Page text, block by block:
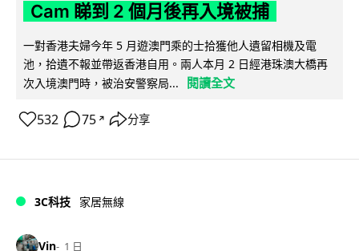
Cam 睇到 2 個月後再入境被捕
一對香港夫婦今年 5 月遊澳門乘的士拾獲他人遺留相機及電
池，拾遺不報並帶返香港自用。兩人本月 2 日經港珠澳大橋再
次入境澳門時，被治安警察局...
閱讀全文
532 75 ↗ 分享
3C科技 家居無線
Vin 1 日